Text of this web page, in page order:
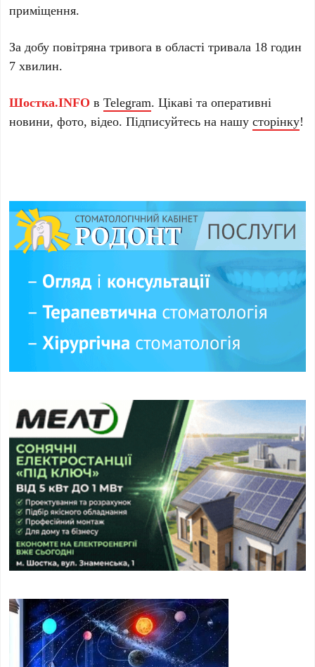
приміщення.
За добу повітряна тривога в області тривала 18 годин
7 хвилин.
Шостка.INFO вTelegram. Цікаві та оперативні
новини, фото, відео. Підписуйтесь на нашусторінку!